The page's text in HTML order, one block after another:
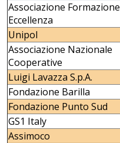
Associazione Formazione
Eccellenza
Unipol
Associazione Nazionale
Cooperative
Luigi Lavazza S.p.A.
Fondazione Barilla
Fondazione Punto Sud
GS1 Italy
Assimoco